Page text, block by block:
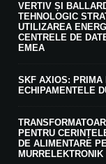
VERTIV ȘI
TEHNOLOGIC
UTILIZAREA
CENTRELE DE
EMEA
SKF AXIOS: PRIMA
ECHIPAMENTELE
PENTRU
DE ALIMENTARE
MURRELEKTRONIK